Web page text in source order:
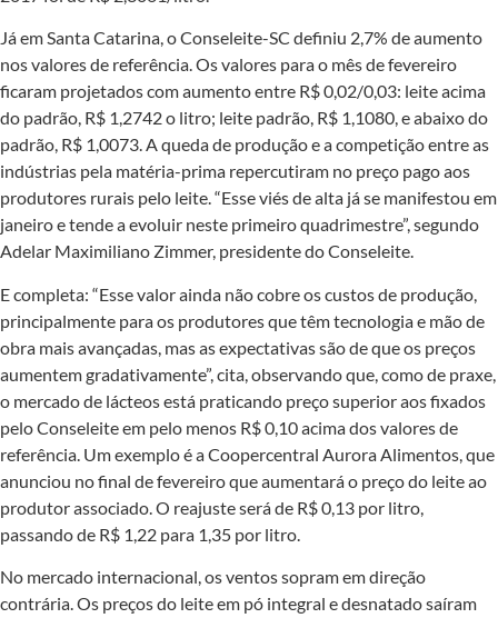
Já em Santa Catarina, o Conseleite-SC definiu 2,7% de aumento
nos valores de referência. Os valores para o mês de fevereiro
ficaram projetados com aumento entre R$ 0,02/0,03: leite acima
do padrão, R$ 1,2742 o litro; leite padrão, R$ 1,1080, e abaixo do
padrão, R$ 1,0073. A queda de produção e a competição entre as
indústrias pela matéria-prima repercutiram no preço pago aos
produtores rurais pelo leite. “Esse viés de alta já se manifestou em
janeiro e tende a evoluir neste primeiro quadrimestre”, segundo
Adelar Maximiliano Zimmer, presidente do Conseleite.
E completa: “Esse valor ainda não cobre os custos de produção,
principalmente para os produtores que têm tecnologia e mão de
obra mais avançadas, mas as expectativas são de que os preços
aumentem gradativamente”, cita, observando que, como de praxe,
o mercado de lácteos está praticando preço superior aos fixados
pelo Conseleite em pelo menos R$ 0,10 acima dos valores de
referência. Um exemplo é a Coopercentral Aurora Alimentos, que
anunciou no final de fevereiro que aumentará o preço do leite ao
produtor associado. O reajuste será de R$ 0,13 por litro,
passando de R$ 1,22 para 1,35 por litro.
No mercado internacional, os ventos sopram em direção
contrária. Os preços do leite em pó integral e desnatado saíram